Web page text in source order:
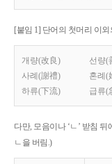
[붙임 1] 단어의 첫머리 이
개량(改良) 선량(
사례(謝禮)
혼례(
하류(下流)
급류(
다만, 모음이나 ‘ㄴ’ 받침 뒤
ㄴ을 버림.)